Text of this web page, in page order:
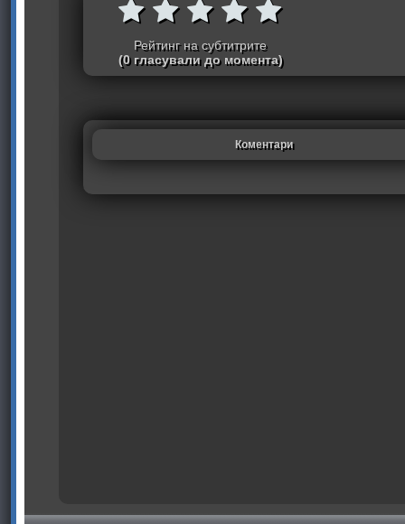
Рейтинг на субтитрите
(0 гласували до момента)
Коментари